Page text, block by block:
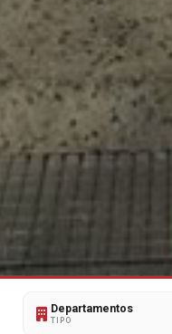
Departamentos
TIPO